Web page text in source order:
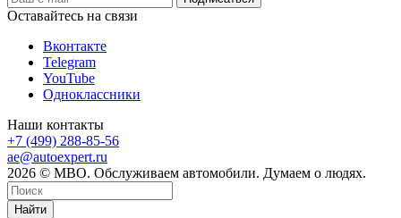
Оставайтесь на связи
Вконтакте
Telegram
YouTube
Одноклассники
Наши контакты
+7 (499) 288-85-56
ae@autoexpert.ru
2026 © МВО. Обслуживаем автомобили. Думаем о людях.
Найти